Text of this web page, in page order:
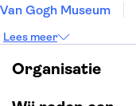
Van Gogh Museum
Keukenhof
ARTIS
Alcatraz
Park Güell
Lees meer
Organisatie